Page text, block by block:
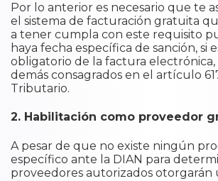
Por lo anterior es necesario que te
el sistema de facturación gratuita
a tener cumpla con este requisito
haya fecha específica de sanción, si
obligatorio de la factura electrónica,
demás consagrados en el artículo
Tributario.
2. Habilitación como proveedor
A pesar de que no existe ningún
específico ante la DIAN para
proveedores autorizados otorgarán